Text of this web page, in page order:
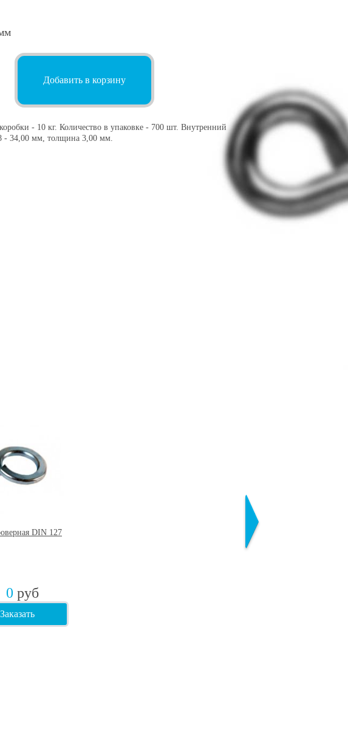
Добавить в корзину
- 10 кг. Количество в упаковке - 700 шт. Внутренний
- 34,00 мм, толщина 3,00 мм.
DIN 127
0 руб
Заказать